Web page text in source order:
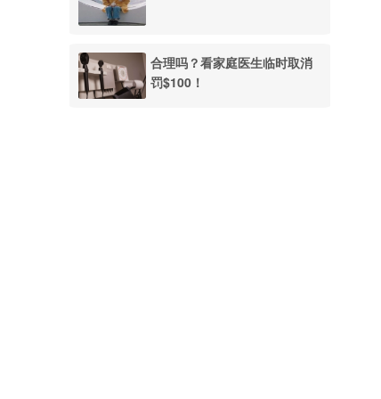
合理吗？看家庭医生临时取消
罚$100！